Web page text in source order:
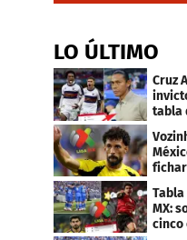
LO ÚLTIMO
Cruz
tabla
Liga
MX:
cinco